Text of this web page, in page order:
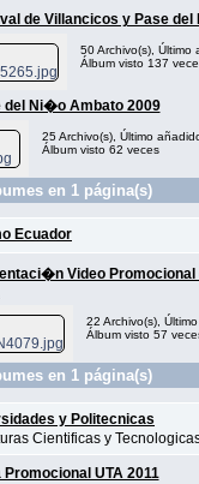
de Villancicos y Pase
50 Archivo(s), Último
Álbum visto 137
del Ni�o Ambato 2009
25 Archivo(s), Último
Álbum visto 62 veces
en 1 página(s)
Ecuador
Video
22 Archivo(s),
Álbum visto 57
en 1 página(s)
y Politecnicas
Cientificas y
Promocional UTA 2011